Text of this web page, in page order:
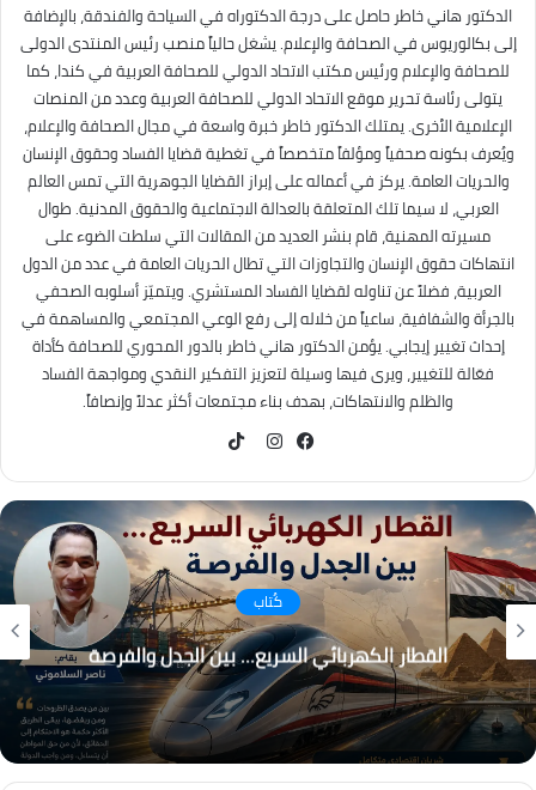
الدكتور هاني خاطر حاصل على درجة الدكتوراه في السياحة والفندقة، بالإضافة
إلى بكالوريوس في الصحافة والإعلام. يشغل حالياً منصب رئيس المنتدى الدولى
للصحافة والإعلام ورئيس مكتب الاتحاد الدولي للصحافة العربية في كندا، كما
يتولى رئاسة تحرير موقع الاتحاد الدولي للصحافة العربية وعدد من المنصات
الإعلامية الأخرى. يمتلك الدكتور خاطر خبرة واسعة في مجال الصحافة والإعلام،
ويُعرف بكونه صحفياً ومؤلفاً متخصصاً في تغطية قضايا الفساد وحقوق الإنسان
والحريات العامة. يركز في أعماله على إبراز القضايا الجوهرية التي تمس العالم
العربي، لا سيما تلك المتعلقة بالعدالة الاجتماعية والحقوق المدنية. طوال
مسيرته المهنية، قام بنشر العديد من المقالات التي سلطت الضوء على
انتهاكات حقوق الإنسان والتجاوزات التي تطال الحريات العامة في عدد من الدول
العربية، فضلاً عن تناوله لقضايا الفساد المستشري. ويتميّز أسلوبه الصحفي
بالجرأة والشفافية، ساعياً من خلاله إلى رفع الوعي المجتمعي والمساهمة في
إحداث تغيير إيجابي. يؤمن الدكتور هاني خاطر بالدور المحوري للصحافة كأداة
فعّالة للتغيير، ويرى فيها وسيلة لتعزيز التفكير النقدي ومواجهة الفساد
والظلم والانتهاكات، بهدف بناء مجتمعات أكثر عدلاً وإنصافاً.
كُتاب
القطار الكهربائي السريع… بين الجدل والفرصة